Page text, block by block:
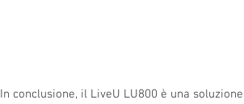
In conclusione, il LiveU LU800 è una